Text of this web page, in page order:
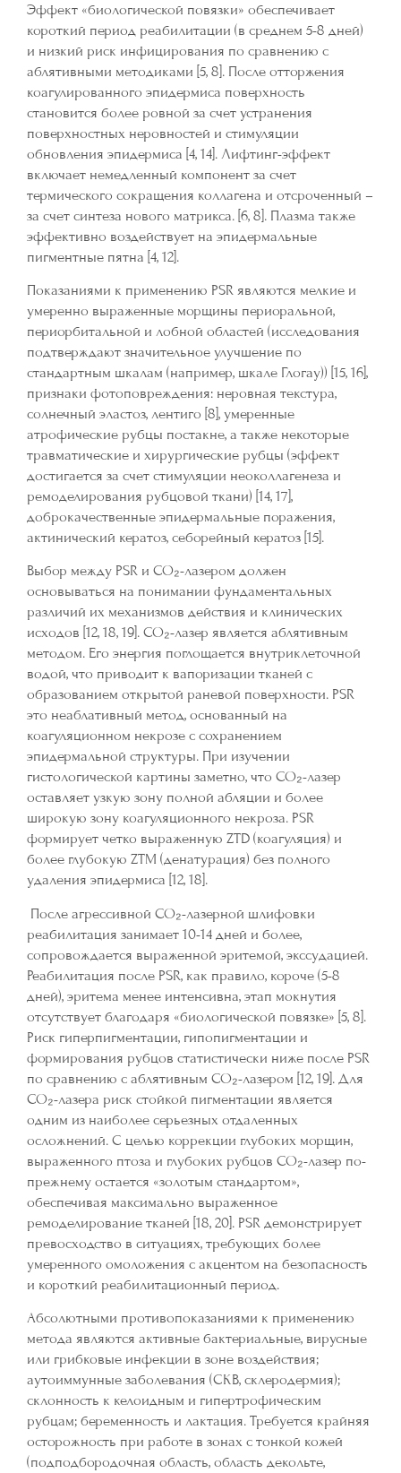
Эффект «биологической повязки» обеспечивает
короткий период реабилитации (в среднем 5-8 дней)
и низкий риск инфицирования по сравнению с
аблятивными методиками [5, 8]. После отторжения
коагулированного эпидермиса поверхность
становится более ровной за счет устранения
поверхностных неровностей и стимуляции
обновления эпидермиса [4, 14]. Лифтинг-эффект
включает немедленный компонент за счет
термического сокращения коллагена и отсроченный –
за счет синтеза нового матрикса. [6, 8]. Плазма также
эффективно воздействует на эпидермальные
пигментные пятна [4, 12].
Показаниями к применению PSR являются мелкие и
умеренно выраженные морщины периоральной,
периорбитальной и лобной областей (исследования
подтверждают значительное улучшение по
стандартным шкалам (например, шкале Глогау)) [15, 16],
признаки фотоповреждения: неровная текстура,
солнечный эластоз, лентиго [8], умеренные
атрофические рубцы постакне, а также некоторые
травматические и хирургические рубцы (эффект
достигается за счет стимуляции неоколлагенеза и
ремоделирования рубцовой ткани) [14, 17],
доброкачественные эпидермальные поражения,
актинический кератоз, себорейный кератоз [15].
Выбор между PSR и CO₂-лазером должен
основываться на понимании фундаментальных
различий их механизмов действия и клинических
исходов [12, 18, 19]. CO₂-лазер является аблятивным
методом. Его энергия поглощается внутриклеточной
водой, что приводит к вапоризации тканей с
образованием открытой раневой поверхности. PSR
это неаблативный метод, основанный на
коагуляционном некрозе с сохранением
эпидермальной структуры. При изучении
гистологической картины заметно, что CO₂-лазер
оставляет узкую зону полной абляции и более
широкую зону коагуляционного некроза. PSR
формирует четко выраженную ZTD (коагуляция) и
более глубокую ZTM (денатурация) без полного
удаления эпидермиса [12, 18].
После агрессивной CO₂-лазерной шлифовки
реабилитация занимает 10-14 дней и более,
сопровождается выраженной эритемой, экссудацией.
Реабилитация после PSR, как правило, короче (5-8
дней), эритема менее интенсивна, этап мокнутия
отсутствует благодаря «биологической повязке» [5, 8].
Риск гиперпигментации, гипопигментации и
формирования рубцов статистически ниже после PSR
по сравнению с аблятивным CO₂-лазером [12, 19]. Для
CO₂-лазера риск стойкой пигментации является
одним из наиболее серьезных отдаленных
осложнений. С целью коррекции глубоких морщин,
выраженного птоза и глубоких рубцов CO₂-лазер по-
прежнему остается «золотым стандартом»,
обеспечивая максимально выраженное
ремоделирование тканей [18, 20]. PSR демонстрирует
превосходство в ситуациях, требующих более
умеренного омоложения с акцентом на безопасность
и короткий реабилитационный период.
Абсолютными противопоказаниями к применению
метода являются активные бактериальные, вирусные
или грибковые инфекции в зоне воздействия;
аутоиммунные заболевания (СКВ, склеродермия);
склонность к келоидным и гипертрофическим
рубцам; беременность и лактация. Требуется крайняя
осторожность при работе в зонах с тонкой кожей
(подподбородочная область, область декольте,